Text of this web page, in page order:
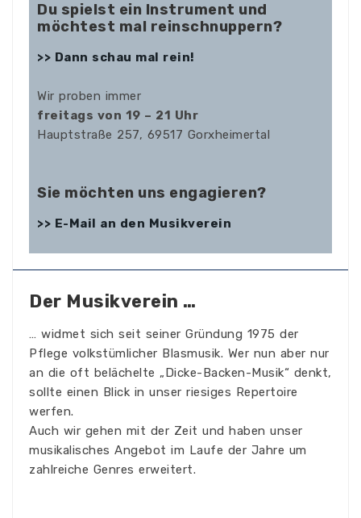
Du spielst ein Instrument und
möchtest mal reinschnuppern?
>> Dann schau mal rein!
Wir proben immer
freitags von 19 – 21 Uhr
Hauptstraße 257, 69517 Gorxheimertal
Sie möchten uns engagieren?
>> E-Mail an den Musikverein
Der Musikverein …
… widmet sich seit seiner Gründung 1975 der
Pflege volkstümlicher Blasmusik. Wer nun aber nur
an die oft belächelte „Dicke-Backen-Musik“ denkt,
sollte einen Blick in unser riesiges Repertoire
werfen.
Auch wir gehen mit der Zeit und haben unser
musikalisches Angebot im Laufe der Jahre um
zahlreiche Genres erweitert.